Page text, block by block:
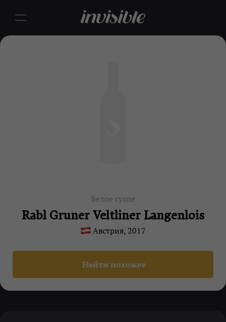
Белое сухое
Rabl Gruner Veltliner Langenlois
Австрия, 2017
Найти похожее